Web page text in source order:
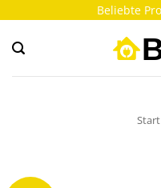
springen
Beliebte
Start